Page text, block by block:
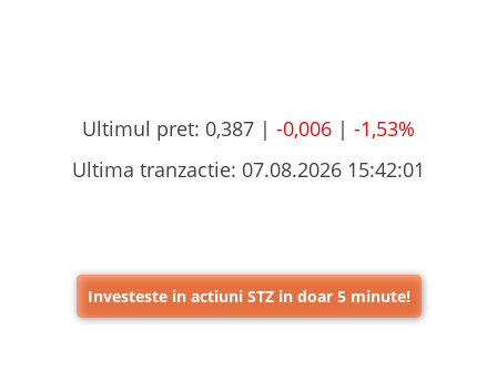
Ultimul pret: 0,387 | -0,006 | -1,53%
Ultima tranzactie: 07.08.2026 15:42:01
Investeste in actiuni STZ in doar 5 minute!